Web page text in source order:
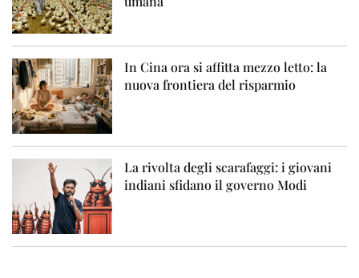
In Cina ora si affitta mezzo letto: la
nuova frontiera del risparmio
La rivolta degli scarafaggi: i giovani
indiani sfidano il governo Modi